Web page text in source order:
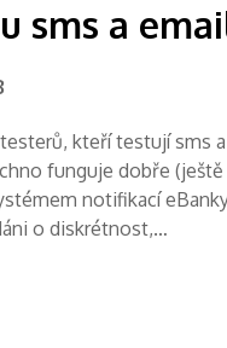
sms a
kteří testují sms
funguje dobře
notifikací
o diskrétnost,…